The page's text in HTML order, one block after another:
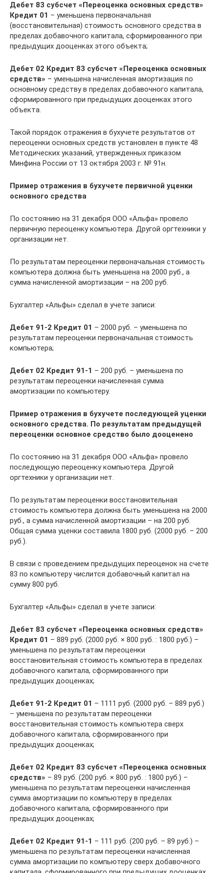
Дебет 83 субсчет «Переоценка основных средств»
Кредит 01 – уменьшена первоначальная
(восстановительная) стоимость основного средства в
пределах добавочного капитала, сформированного при
предыдущих дооценках этого объекта;
Дебет 02 Кредит 83 субсчет «Переоценка основных
средств» – уменьшена начисленная амортизация по
основному средству в пределах добавочного капитала,
сформированного при предыдущих дооценках этого
объекта.
Такой порядок отражения в бухучете результатов от
переоценки основных средств установлен в пункте 48
Методических указаний, утвержденных приказом
Минфина России от 13 октября 2003 г. № 91н.
Пример отражения в бухучете первичной уценки
основного средства
По состоянию на 31 декабря ООО «Альфа» провело
первичную переоценку компьютера. Другой оргтехники у
организации нет.
По результатам переоценки первоначальная стоимость
компьютера должна быть уменьшена на 2000 руб., а
сумма начисленной амортизации – на 200 руб.
Бухгалтер «Альфы» сделал в учете записи:
Дебет 91-2 Кредит 01 – 2000 руб. – уменьшена по
результатам переоценки первоначальная стоимость
компьютера;
Дебет 02 Кредит 91-1 – 200 руб. – уменьшена по
результатам переоценки начисленная сумма
амортизации по компьютеру.
Пример отражения в бухучете последующей уценки
основного средства. По результатам предыдущей
переоценки основное средство было дооценено
По состоянию на 31 декабря ООО «Альфа» провело
последующую переоценку компьютера. Другой
оргтехники у организации нет.
По результатам переоценки восстановительная
стоимость компьютера должна быть уменьшена на 2000
руб., а сумма начисленной амортизации – на 200 руб.
Общая сумма уценки составила 1800 руб. (2000 руб. – 200
руб.).
В связи с проведением предыдущих переоценок на счете
83 по компьютеру числится добавочный капитал на
сумму 800 руб.
Бухгалтер «Альфы» сделал в учете записи:
Дебет 83 субсчет «Переоценка основных средств»
Кредит 01 – 889 руб. (2000 руб. × 800 руб. : 1800 руб.) –
уменьшена по результатам переоценки
восстановительная стоимость компьютера в пределах
добавочного капитала, сформированного при
предыдущих дооценках;
Дебет 91-2 Кредит 01 – 1111 руб. (2000 руб. – 889 руб.)
– уменьшена по результатам переоценки
восстановительная стоимость компьютера сверх
добавочного капитала, сформированного при
предыдущих дооценках;
Дебет 02 Кредит 83 субсчет «Переоценка основных
средств» – 89 руб. (200 руб. × 800 руб. : 1800 руб.) –
уменьшена по результатам переоценки начисленная
сумма амортизации по компьютеру в пределах
добавочного капитала, сформированного при
предыдущих дооценках;
Дебет 02 Кредит 91-1 – 111 руб. (200 руб. – 89 руб.) –
уменьшена по результатам переоценки начисленная
сумма амортизации по компьютеру сверх добавочного